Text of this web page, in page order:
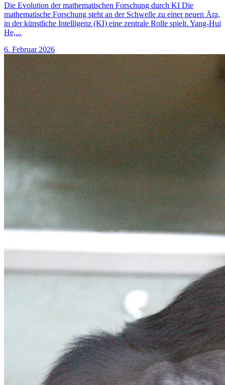
Die Evolution der mathematischen Forschung durch KI Die
mathematische Forschung steht an der Schwelle zu einer neuen Ära,
in der künstliche Intelligenz (KI) eine zentrale Rolle spielt. Yang-Hui
He,...
6. Februar 2026